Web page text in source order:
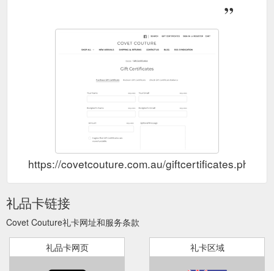
https://covetcouture.com.au/giftcertificates.php
礼品卡链接
Covet Couture礼卡网址和服务条款
礼品卡网页 礼卡区域